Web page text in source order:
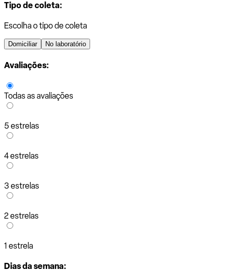
Tipo de coleta:
Escolha o tipo de coleta
Domiciliar No laboratório
Avaliações:
Todas as avaliações
5 estrelas
4 estrelas
3 estrelas
2 estrelas
1 estrela
Dias da semana: